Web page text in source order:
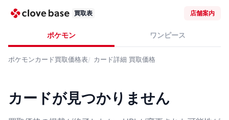
買取表 店舗案内
ポケモン ワンピース
ポケモンカード買取価格表 カード詳細 買取価格
カードが見つかりません